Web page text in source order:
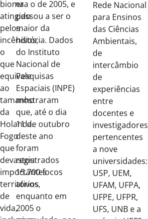
bioma
atingido
pelos
incêndios,
o
que
equivale
ao
tamanho
da
Holanda.
Fogo
que
devastou
importantes
territórios
de
vida,
era o de 2005, e
passou a ser o
maior da
história. Dados
do Instituto
Nacional de
Pesquisas
Espaciais (INPE)
mostraram
que, até o dia
11 de outubro
deste ano
foram
registrados
15.700 focos
ativos,
enquanto em
2005 o
Rede Nacional
para Ensinos
das Ciências
Ambientais,
de
intercâmbio
de
experiências
entre
docentes e
investigadores
pertencentes
a nove
universidades:
USP, UEM,
UFAM, UFPA,
UFPE, UFPR,
UFS, UNB e a